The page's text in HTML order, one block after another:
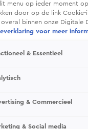
menu op ieder moment
door op de link Cookie-
overal binnen onze Digitale
voor meer
& Essentieel
& Commercieel
& Social media